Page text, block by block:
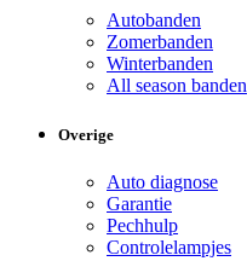
Autobanden
Zomerbanden
Winterbanden
All season banden
Overige
Auto diagnose
Garantie
Pechhulp
Controlelampjes